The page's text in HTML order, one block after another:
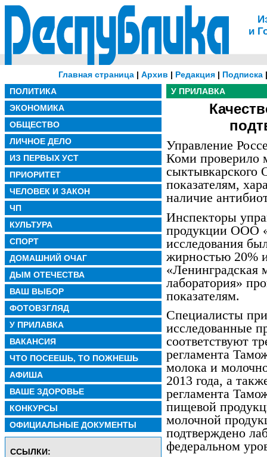
и
Главная страница | Архив | Редакция | Подписка
ПОЛИТИКА
ЭКОНОМИКА
ОБЩЕСТВО
ЛИЧНОЕ ДЕЛО
ИЗ ПЕРВЫХ УСТ
ПРИОРИТЕТ
ЧЕЛОВЕК И ЗАКОН
ЧП
КУЛЬТУРА
СПОРТ
ДОМАШНИЙ ОЧАГ
ДЫМ ОТЕЧЕСТВА
ВАШ ВЫБОР
ФОТОВЗГЛЯД
У ПРИЛАВКА
ВАКАНСИЯ
ЧТО ПОСЕЕШЬ, ТО ПОЖНЕШЬ
АФИША
ВАШЕ ЗДОРОВЬЕ
КОНКУРСЫ
ОФИЦИАЛЬНЫЕ ДОКУМЕНТЫ
CСЫЛКИ:
У ПРИЛАВКА
Управление
Коми проверило
показателям,
наличие
Инспекторы
продукции ООО
исследования
жирностью 20%
«Ленинградская
лаборатория»
показателям.
Специалисты
исследованные
соответствуют
регламента
молока и
2013 года, а
регламента
пищевой
молочной
подтверждено
федеральном